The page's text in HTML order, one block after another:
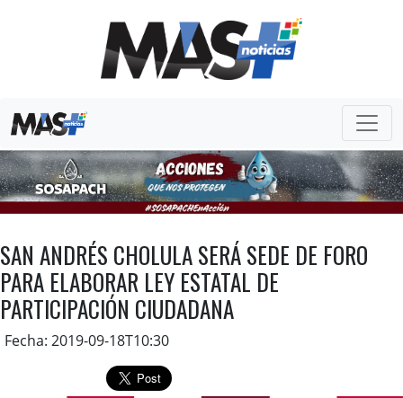
SAN ANDRÉS CHOLULA SERÁ SEDE DE FORO
PARA ELABORAR LEY ESTATAL DE
PARTICIPACIÓN CIUDADANA
Fecha: 2019-09-18T10:30